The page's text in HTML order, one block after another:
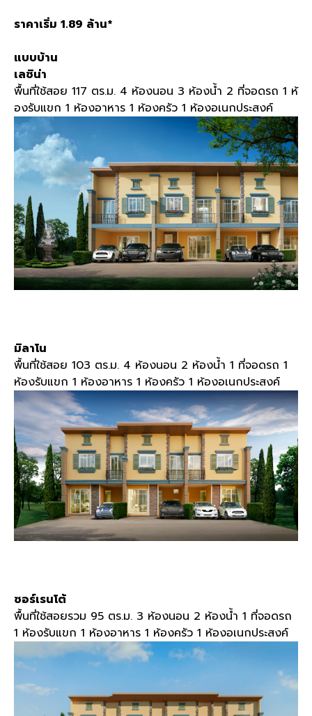
ราคาเริ่ม 1.89 ล้าน*
แบบบ้าน
เลซิน่า
พื้นที่ใช้สอย 117 ตร.ม. 4 ห้องนอน 3 ห้องน้ำ 2 ที่จอดรถ 1 ห้
องรับแขก 1 ห้องอาหาร 1 ห้องครัว 1 ห้องอเนกประสงค์
มิลาโน
พื้นที่ใช้สอย 103 ตร.ม. 4 ห้องนอน 2 ห้องน้ำ 1 ที่จอดรถ 1
ห้องรับแขก 1 ห้องอาหาร 1 ห้องครัว 1 ห้องอเนกประสงค์
ซอร์เรนโต้
พื้นที่ใช้สอยรวม 95 ตร.ม. 3 ห้องนอน 2 ห้องน้ำ 1 ที่จอดรถ
1 ห้องรับแขก 1 ห้องอาหาร 1 ห้องครัว 1 ห้องอเนกประสงค์